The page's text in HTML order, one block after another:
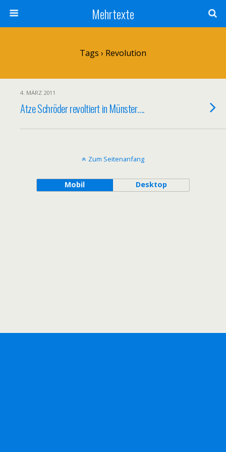
Mehrtexte
Tags › Revolution
4. MÄRZ 2011
Atze Schröder revoltiert in Münster….
Zum Seitenanfang
Mobil Desktop